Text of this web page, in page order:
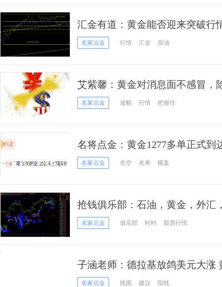
汇金有道：黄金能否迎来突破行
名家点金 行情 汇金 原油
艾紫馨：黄金对消息面不感冒，
名家点金 波幅 行情 把握住
名将点金：黄金1277多单正式到
多名家点金 先空 名将 横盘
抢钱俱乐部：石油，黄金，外汇
名家点金 俱乐部 时时 股票行情
子涵老师：德拉基放鸽美元大涨
升名家点金 线图 建议 阳线